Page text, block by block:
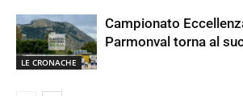
LE CRONACHE
Campionato
Parmonval torna al